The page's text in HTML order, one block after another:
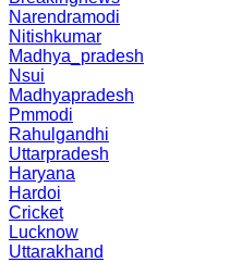
Narendramodi
Nitishkumar
Madhya_pradesh
Nsui
Madhyapradesh
Pmmodi
Rahulgandhi
Uttarpradesh
Haryana
Hardoi
Cricket
Lucknow
Uttarakhand